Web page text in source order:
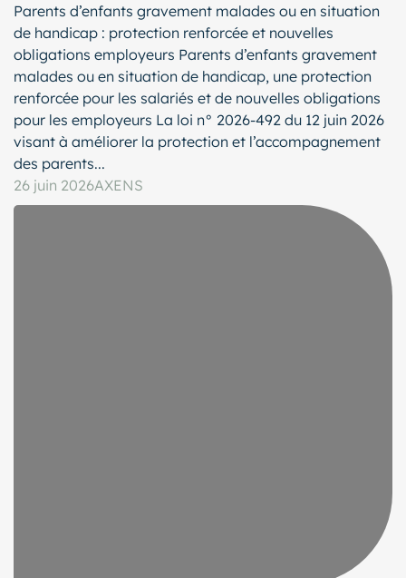
Parents d’enfants gravement malades ou en situation
de handicap : protection renforcée et nouvelles
obligations employeurs Parents d’enfants gravement
malades ou en situation de handicap, une protection
renforcée pour les salariés et de nouvelles obligations
pour les employeurs La loi n° 2026-492 du 12 juin 2026
visant à améliorer la protection et l’accompagnement
des parents...
26 juin 2026AXENS